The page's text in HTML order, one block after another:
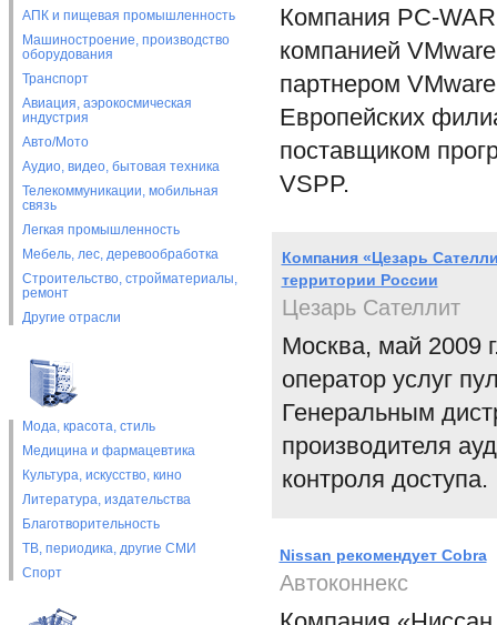
АПК и пищевая промышленность
Машиностроение, производство
оборудования
Транспорт
Авиация, аэрокосмическая
индустрия
Авто/Мото
Аудио, видео, бытовая техника
Телекоммуникации, мобильная
связь
Легкая промышленность
Мебель, лес, деревообработка
Строительство, стройматериалы,
ремонт
Другие отрасли
Мода, красота, стиль
Медицина и фармацевтика
Культура, искусство, кино
Литература, издательства
Благотворительность
ТВ, периодика, другие СМИ
Спорт
Компания PC-
компанией
партнером
Европейских
поставщиком
VSPP.
Компания «Цезарь
территории России
Цезарь Сателлит
Москва, май 2009
оператор услуг
Генеральным
производителя
контроля доступа.
Nissan рекомендует Cobra
Автоконнекс